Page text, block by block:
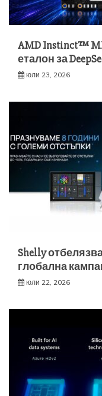
AMD Instinct™
еталон за
юли 23, 2026
Shelly
глобална
юли 22, 2026